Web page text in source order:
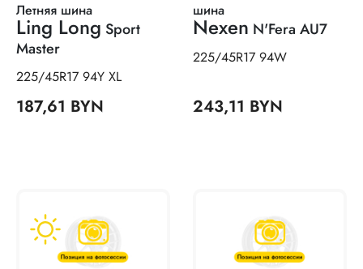
Летняя шина
Ling Long Sport
Master
225/45R17 94Y XL
187,61 BYN
шина
Nexen N'Fera AU7
225/45R17 94W
243,11 BYN